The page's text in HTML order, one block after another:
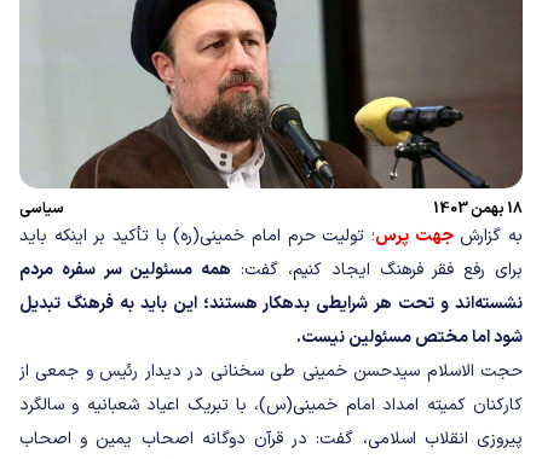
18 بهمن 1403 سیاسی
به گزارشجهت پرس؛ تولیت حرم امام خمینی(ره) با تأکید بر اینکه باید
برای‌ رفع فقر فرهنگ ایجاد کنیم، گفت: همه مسئولین سر سفره مردم‌
نشسته‌اند و تحت‌ هر شرایطی بدهکار هستند؛ این باید به فرهنگ تبدیل
شود اما مختص مسئولین نیست.
حجت الاسلام سیدحسن خمینی طی سخنانی در دیدار رئیس و جمعی از
کارکنان کمیته امداد امام خمینی(س)، با تبریک اعیاد شعبانیه و سالگرد
پیروزی انقلاب اسلامی، گفت: در قرآن دوگانه اصحاب‌ یمین و اصحاب‌